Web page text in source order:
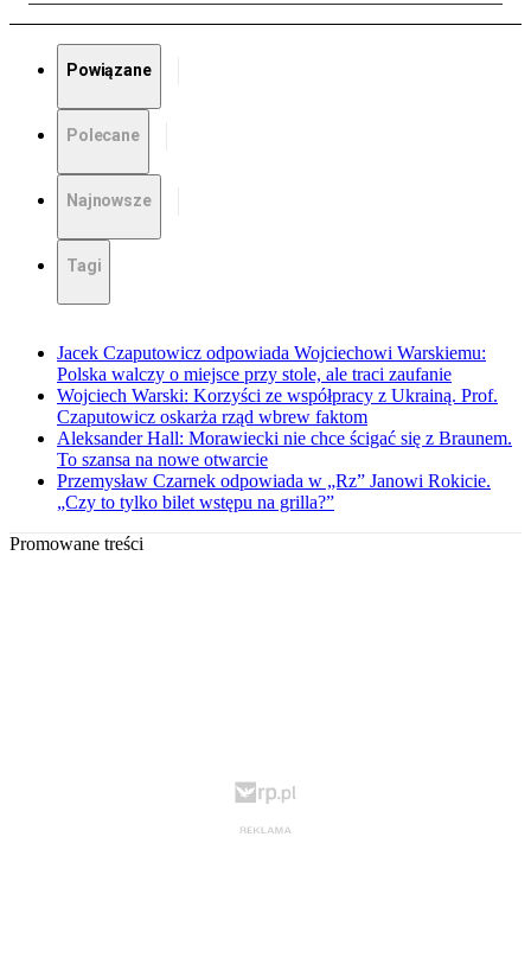
Powiązane
Polecane
Najnowsze
Tagi
Jacek Czaputowicz odpowiada Wojciechowi Warskiemu:
Polska walczy o miejsce przy stole, ale traci zaufanie
Wojciech Warski: Korzyści ze współpracy z Ukrainą. Prof.
Czaputowicz oskarża rząd wbrew faktom
Aleksander Hall: Morawiecki nie chce ścigać się z Braunem.
To szansa na nowe otwarcie
Przemysław Czarnek odpowiada w „Rz” Janowi Rokicie.
„Czy to tylko bilet wstępu na grilla?”
Promowane treści